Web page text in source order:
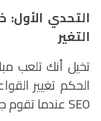
التحدي
التغير
تخيل أنك تلعب
الحكم تغيير
SEOعندما تقوم